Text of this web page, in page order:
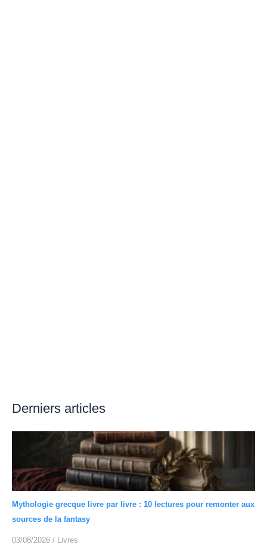
Derniers articles
Mythologie grecque livre par livre : 10 lectures pour remonter aux
sources de la fantasy
03/08/2026 / Livres